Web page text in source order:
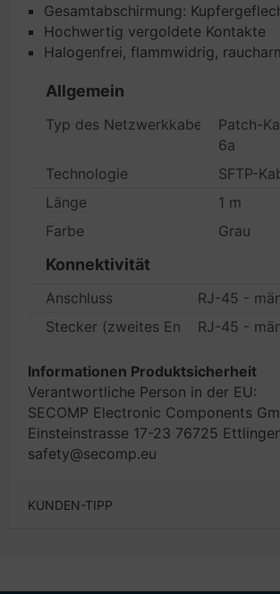
Gesamtabschirmung:
Hochwertig vergoldete Kontakte
Halogenfrei, flammwidrig,
Allgemein
Typ des Netzwerkkabels
Patch-
6a
Technologie
SFTP-
Länge
1 m
Farbe
Grau
Konnektivität
Anschluss
RJ-45 -
Stecker (zweites Ende)RJ-45 -
Informationen Produktsicherheit
Verantwortliche Person in der EU:
SECOMP Electronic Components
Einsteinstrasse 17-23 76725
safety@secomp.eu
KUNDEN-TIPP